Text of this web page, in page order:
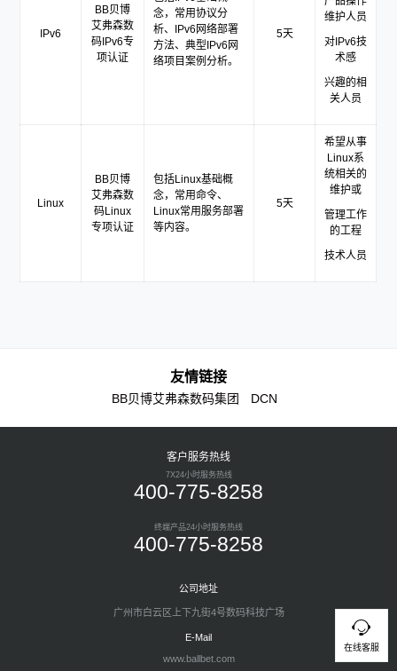
IPv6
BB贝博
艾弗森数
码IPv6专
项认证
念，常用协议分
析、IPv6网络部署
方法、典型IPv6网
络项目案例分析。
5天
维护人员
对IPv6技
术感
兴趣的相
关人员
Linux
BB贝博
艾弗森数
码Linux
专项认证
包括Linux基础概
念，常用命令、
Linux常用服务部署
等内容。
5天
希望从事
Linux系
统相关的
维护或
管理工作
的工程
技术人员
友情链接
BB贝博艾弗森数码集团 DCN
客户服务热线
7X24小时服务热线
400-775-8258
终端产品24小时服务热线
400-775-8258
公司地址
广州市白云区上下九街4号数码科技广场
E-Mail
www.ballbet.com
在线客服